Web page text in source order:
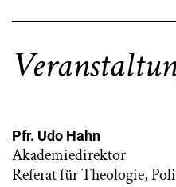
Pfr. Udo Hahn
Akademiedirektor
Referat für Theologie,